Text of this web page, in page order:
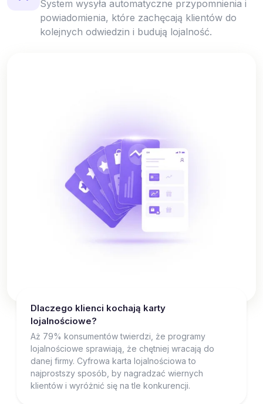
System wysyła automatyczne przypomnienia i
powiadomienia, które zachęcają klientów do
kolejnych odwiedzin i budują lojalność.
Dlaczego klienci kochają karty
lojalnościowe?
Aż 79% konsumentów twierdzi, że programy
lojalnościowe sprawiają, że chętniej wracają do
danej firmy. Cyfrowa karta lojalnościowa to
najprostszy sposób, by nagradzać wiernych
klientów i wyróżnić się na tle konkurencji.